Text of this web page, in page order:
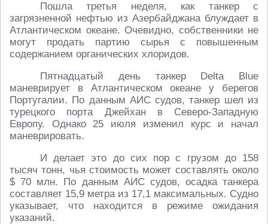
Пошла третья неделя, как танкер с
загрязненной нефтью из Азербайджана блуждает в
Атлантическом океане. Очевидно, собственники не
могут продать партию сырья с повышенным
содержанием органических хлоридов.
Пятнадцатый день танкер Delta Blue
маневрирует в Атлантическом океане у берегов
Португалии. По данным АИС судов, танкер шел из
турецкого порта Джейхан в Северо-Западную
Европу. Однако 25 июля изменил курс и начал
маневрировать.
И делает это до сих пор с грузом до 158
тысяч тонн, чья стоимость может составлять около
$ 70 млн. По данным АИС судов, осадка танкера
составляет 15,9 метра из 17,1 максимальных. Судно
указывает, что находится в режиме ожидания
указаний.